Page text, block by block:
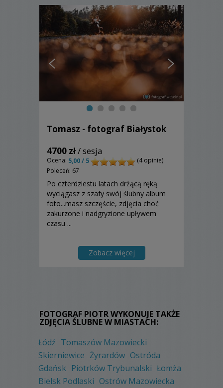
Tomasz - fotograf Białystok
4700 zł/ sesja
Ocena: 5,00 / 5
(4 opinie)
Poleceń: 67
Po czterdziestu latach drżącą ręką
wyciągasz z szafy swój ślubny album
foto...masz szczęście, zdjęcia choć
zakurzone i nadgryzione upływem
czasu ...
Zobacz więcej
FOTOGRAF PIOTR WYKONUJE TAKŻE
ZDJĘCIA ŚLUBNE W MIASTACH:
Łódź Tomaszów Mazowiecki
Skierniewice Żyrardów Ostróda
Gdańsk Piotrków Trybunalski Łomża
Bielsk Podlaski Ostrów Mazowiecka